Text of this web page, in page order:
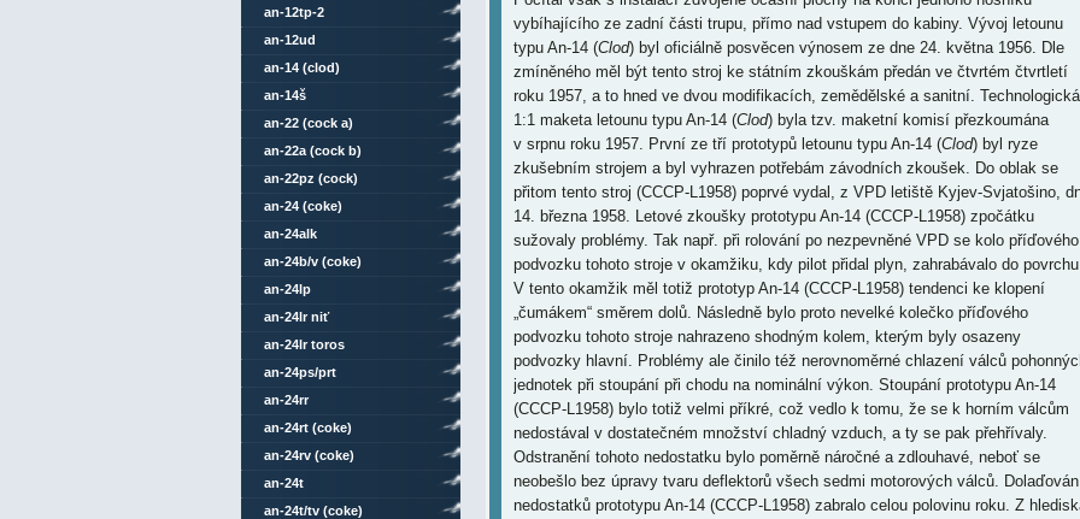
vybíhajícího ze zadní části trupu, přímo nad vstupem do kabiny. Vývoj letounu
typu An-14 (Clod) byl oficiálně posvěcen výnosem ze dne 24. května 1956. Dle
zmíněného měl být tento stroj ke státním zkouškám předán ve čtvrtém čtvrtletí
roku 1957, a to hned ve dvou modifikacích, zemědělské a sanitní. Technologická
1:1 maketa letounu typu An-14 (Clod) byla tzv. maketní komisí přezkoumána
v srpnu roku 1957. První ze tří prototypů letounu typu An-14 (Clod) byl ryze
zkušebním strojem a byl vyhrazen potřebám závodních zkoušek. Do oblak se
přitom tento stroj (CCCP-L1958) poprvé vydal, z VPD letiště Kyjev-Svjatošino,
14. března 1958. Letové zkoušky prototypu An-14 (CCCP-L1958) zpočátku
sužovaly problémy. Tak např. při rolování po nezpevněné VPD se kolo příďového
podvozku tohoto stroje v okamžiku, kdy pilot přidal plyn, zahrabávalo do
V tento okamžik měl totiž prototyp An-14 (CCCP-L1958) tendenci ke klopení
„čumákem“ směrem dolů. Následně bylo proto nevelké kolečko příďového
podvozku tohoto stroje nahrazeno shodným kolem, kterým byly osazeny
podvozky hlavní. Problémy ale činilo též nerovnoměrné chlazení válců
jednotek při stoupání při chodu na nominální výkon. Stoupání prototypu An-14
(CCCP-L1958) bylo totiž velmi příkré, což vedlo k tomu, že se k horním válcům
nedostával v dostatečném množství chladný vzduch, a ty se pak přehřívaly.
Odstranění tohoto nedostatku bylo poměrně náročné a zdlouhavé, neboť se
neobešlo bez úpravy tvaru deflektorů všech sedmi motorových válců.
nedostatků prototypu An-14 (CCCP-L1958) zabralo celou polovinu roku. Z
an-12tp-2
an-12ud
an-14 (clod)
an-14š
an-22 (cock a)
an-22a (cock b)
an-22pz (cock)
an-24 (coke)
an-24alk
an-24b/v (coke)
an-24lp
an-24lr niť
an-24lr toros
an-24ps/prt
an-24rr
an-24rt (coke)
an-24rv (coke)
an-24t
an-24t/tv (coke)